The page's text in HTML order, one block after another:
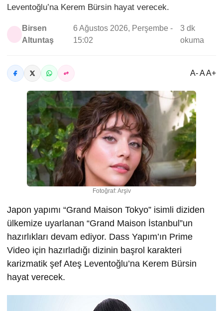
Leventoğlu’na Kerem Bürsin hayat verecek.
Birsen
Altuntaş
6 Ağustos 2026, Perşembe -
15:02
3 dk
okuma
A- A A+
Fotoğraf: Arşiv
Japon yapımı “Grand Maison Tokyo” isimli diziden
ülkemize uyarlanan “Grand Maison İstanbul”un
hazırlıkları devam ediyor. Dass Yapım’ın Prime
Video için hazırladığı dizinin başrol karakteri
karizmatik şef Ateş Leventoğlu’na Kerem Bürsin
hayat verecek.